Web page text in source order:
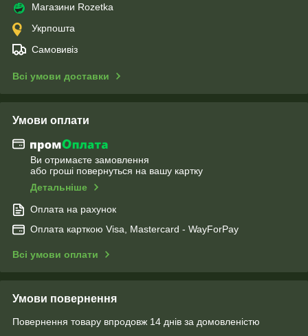
Магазини Rozetka
Укрпошта
Самовивіз
Всі умови доставки
Умови оплати
Ви отримаєте замовлення
або гроші повернуться на вашу картку
Детальніше
Оплата на рахунок
Оплата карткою Visa, Mastercard - WayForPay
Всі умови оплати
Умови повернення
Повернення товару впродовж 14 днів за домовленістю